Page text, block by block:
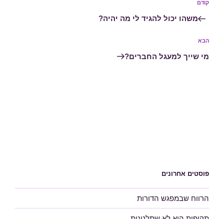
הפוסט
הקודם
קודם
משהו יכול להגיד לי מה יהיה?
הפוסט
הבא
הבא
מי שייך למעגל החברים?
פוסטים אחרונים
הרווח שבמפגש הדורות